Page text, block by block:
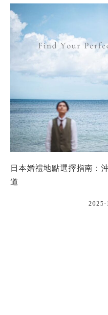
日本婚禮地點選擇指南：
道
2025-